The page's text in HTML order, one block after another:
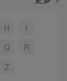
H
I
Q
R
Z